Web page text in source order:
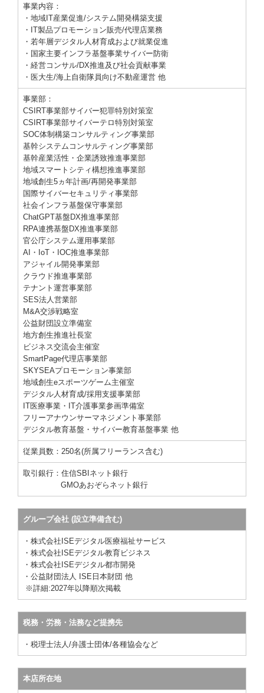
事業内容：
・地域IT産業促進/システム開発構築支援
・IT製品プロモーション販売/代理店業務
・若年層デジタル人材育成および就業促進
・国家主要インフラ基盤事業サイバー防衛
・経営コンサル/DX推進及び社会貢献事業
・医大生/海上自衛隊員向け不動産運営 他
事業部：
CSIRT事業部サイバー犯罪特別対策室
CSIRT事業部サイバーテロ特別対策室
SOC体制構築コンサルティング事業部
基幹システムコンサルティング事業部
基幹産業活性・企業誘致推進事業部
地域スマートシティ構想推進事業部
地域創生5ヵ年計画/再開発事業部
国際サイバーセキュリティ事業部
社会インフラ基盤保守事業部
ChatGPT基盤DX推進事業部
RPA連携基盤DX推進事業部
官公庁システム運用事業部
AI・IoT・IOC推進事業部
アジャイル開発事業部
クラウド推進事業部
テナント運営事業部
SES法人営業部
M&A交渉戦略室
公益財団設立準備室
地方創生推進社長室
ビジネス交流会主催室
SmartPage代理店事業部
SKYSEAプロモーション事業部
地域創生eスポーツゲーム主催室
デジタル人材育成/採用支援事業部
IT医療事業・IT介護事業参画準備室
フリーアナウンサーマネジメント事業部
デジタル教育基盤・サイバー教育基盤事業 他
従業員数：250名(所属フリーランス含む)
取引銀行：住信SBIネット銀行
GMOあおぞらネット銀行
グループ会社 (設立準備含む)
・株式会社ISEデジタル医療福祉サービス
・株式会社ISEデジタル教育ビジネス
・株式会社ISEデジタル都市開発
・公益財団法人 ISE日本財団 他
※詳細:2027年以降順次掲載
税務・労務・法務など提携先
・税理士法人 /弁護士団体/各種協会など
本店所在地